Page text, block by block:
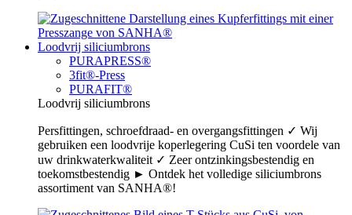
Loodvrij siliciumbrons
PURAPRESS®
3fit®-Press
PURAFIT®
Loodvrij siliciumbrons
Persfittingen, schroefdraad- en overgangsfittingen ✓ Wij
gebruiken een loodvrije koperlegering CuSi ten voordele van
uw drinkwaterkwaliteit ✓ Zeer ontzinkingsbestendig en
toekomstbestendig ► Ontdek het volledige siliciumbrons
assortiment van SANHA®!